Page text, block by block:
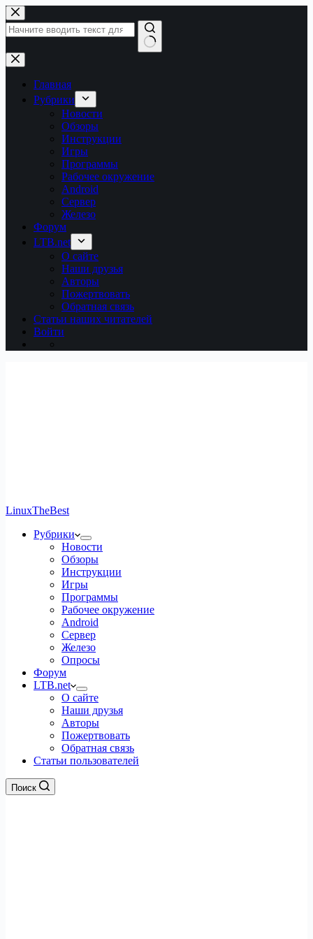
Перейти
к
сути
Ничего
не
найденоГлавная
Рубрики
Новости
Обзоры
Инструкции
Игры
Программы
Рабочее окружение
Android
Сервер
Железо
Форум
LTB.net
О сайте
Наши друзья
Авторы
Пожертвовать
Обратная связь
Статьи наших читателей
Войти
LinuxTheBest
Рубрики
Новости
Обзоры
Инструкции
Игры
Программы
Рабочее окружение
Android
Сервер
Железо
Опросы
Форум
LTB.net
О сайте
Наши друзья
Авторы
Пожертвовать
Обратная связь
Статьи пользователей
Поиск